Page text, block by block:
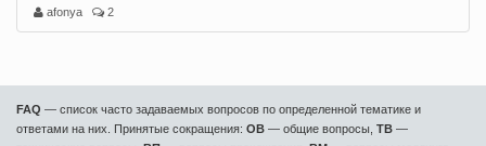
afonya 2
FAQ — список часто задаваемых вопросов по определенной тематике и
ответами на них. Принятые сокращения: ОВ — общие вопросы, ТВ —